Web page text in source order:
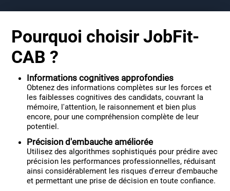
Pourquoi choisir JobFit-
CAB ?
Informations cognitives approfondies
Obtenez des informations complètes sur les forces et
les faiblesses cognitives des candidats, couvrant la
mémoire, l'attention, le raisonnement et bien plus
encore, pour une compréhension complète de leur
potentiel.
Précision d'embauche améliorée
Utilisez des algorithmes sophistiqués pour prédire avec
précision les performances professionnelles, réduisant
ainsi considérablement les risques d'erreur d'embauche
et permettant une prise de décision en toute confiance.